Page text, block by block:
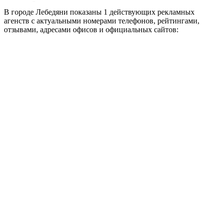
В городе Лебедяни показаны 1 действующих рекламных
агенств с актуальными номерами телефонов, рейтингами,
отзывами, адресами офисов и официальных сайтов: